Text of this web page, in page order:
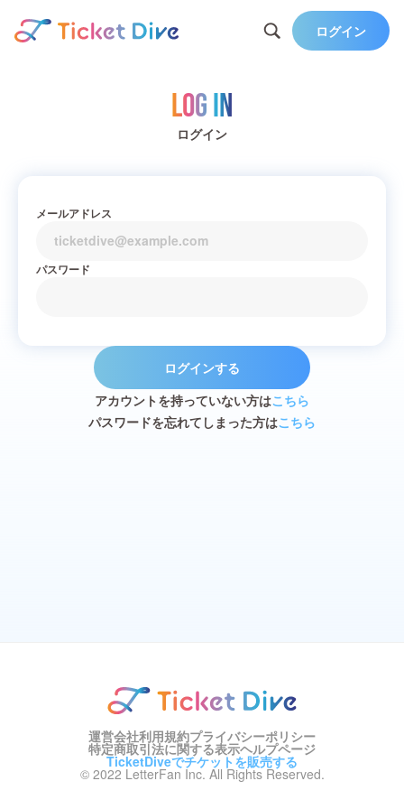
ログイン
Log in
ログイン
メールアドレス
パスワード
ログインする
アカウントを持っていない方はこちら
パスワードを忘れてしまった方はこちら
運営会社利用規約プライバシーポリシー
特定商取引法に関する表示ヘルプページ
TicketDiveでチケットを販売する
© 2022 LetterFan Inc. All Rights Reserved.